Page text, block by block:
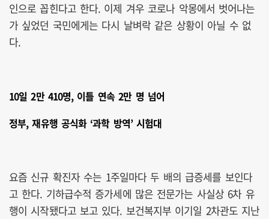
인으로 꼽힌다고 한다. 이제 겨우 코로나 악몽에서 벗어나는
가 싶었던 국민에게는 다시 날벼락 같은 상황이 아닐 수 없
다.
10일 2만 410명, 이틀 연속 2만 명 넘어
정부, 재유행 공식화 ‘과학 방역’ 시험대
요즘 신규 확진자 수는 1주일마다 두 배의 급증세를 보인다
고 한다. 기하급수적 증가세에 많은 전문가는 사실상 6차 유
행이 시작됐다고 보고 있다. 보건복지부 이기일 2차관도 지난